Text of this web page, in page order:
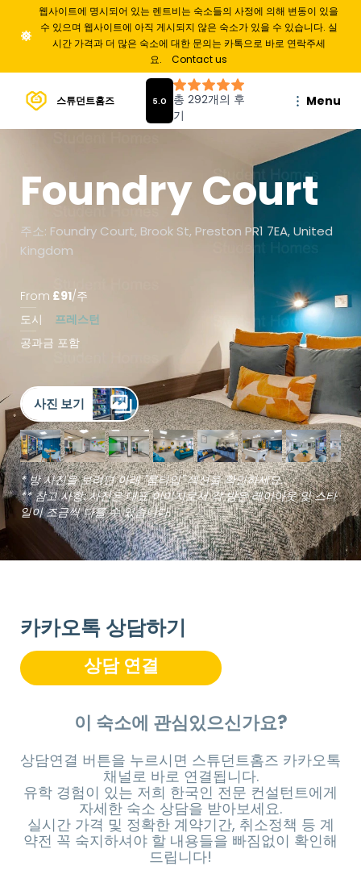
웹사이트에 명시되어 있는 렌트비는 숙소들의 사정에 의해 변동이 있을
수 있으며 웹사이트에 아직 게시되지 않은 숙소가 있을 수 있습니다. 실
시간 가격과 더 많은 숙소에 대한 문의는 카톡으로 바로 연락주세
요.
Contact us
스튜던트홈즈 Menu
Foundry Court
주소: Foundry Court, Brook St, Preston PR1 7EA, United
Kingdom
From £91/주
도시
프레스턴
공과금 포함
사진 보기
* 방 사진을 보려면 아래 "룸타입" 섹션을 확인하세요.
** 참고 사항: 사진은 대표 이미지로서 각 방은 레이아웃 및 스타
일이 조금씩 다를 수 있습니다.
카카오톡 상담하기
상담 연결
이 숙소에 관심있으신가요?
상담연결 버튼을 누르시면 스튜던트홈즈 카카오톡
채널로 바로 연결됩니다.
유학 경험이 있는 저희 한국인 전문 컨설턴트에게
자세한 숙소 상담을 받아보세요.
실시간 가격 및 정확한 계약기간, 취소정책 등 계
약전 꼭 숙지하셔야 할 내용들을 빠짐없이 확인해
드립니다!